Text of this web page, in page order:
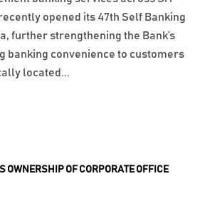
OWNERSHIP OF CORPORATE OFFICE
opened its 47th Self Banking
further strengthening the Bank’s
banking convenience to customers
located...